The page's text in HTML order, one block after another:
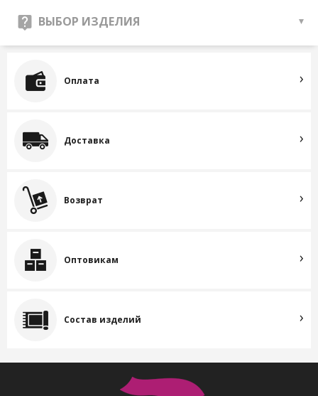
ВЫБОР ИЗДЕЛИЯ
Оплата
Доставка
Возврат
Оптовикам
Состав изделий